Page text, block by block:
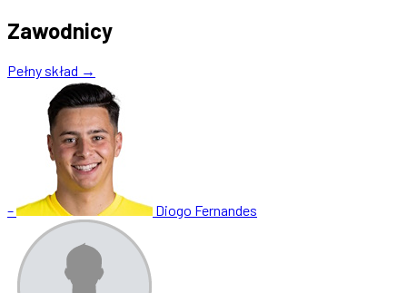
Zawodnicy
Pełny skład →
– Diogo Fernandes